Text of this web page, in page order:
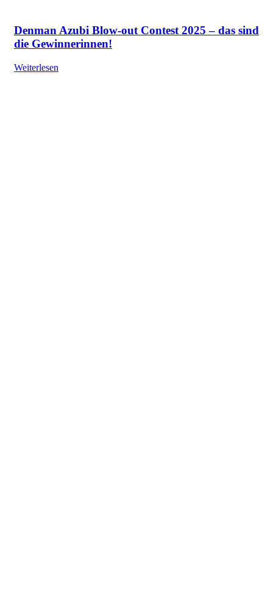
Denman Azubi Blow-out Contest 2025 – das sind
die Gewinnerinnen!
Weiterlesen